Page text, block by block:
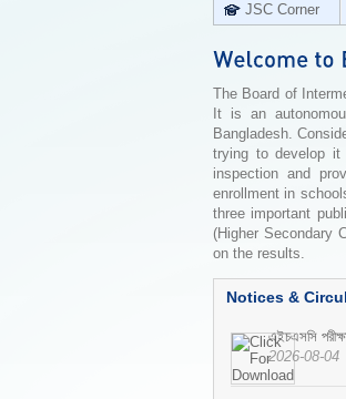
JSC Corner
The Board of
It is an
Bangladesh.
trying to develop it
inspection and
enrollment in
three important
(Higher Secondary
on the results.
Notices &
এইচএসসি
2026-08-04